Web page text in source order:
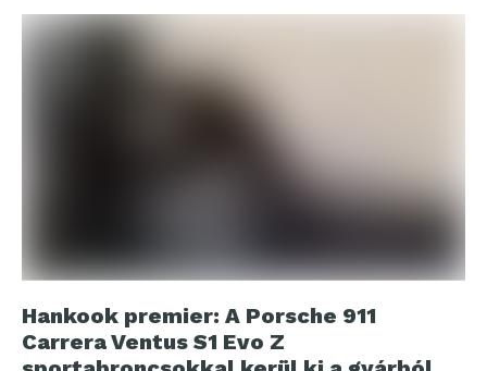
Hankook premier: A Porsche 911
Carrera Ventus S1 Evo Z